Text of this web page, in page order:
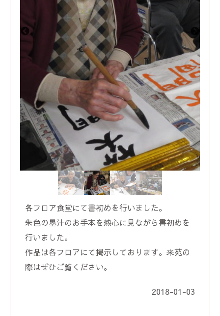
各フロア食堂にて書初めを行いました。
朱色の墨汁のお手本を熱心に見ながら書初めを
行いました。
作品は各フロアにて掲示しております。来苑の
際はぜひご覧ください。
2018-01-03